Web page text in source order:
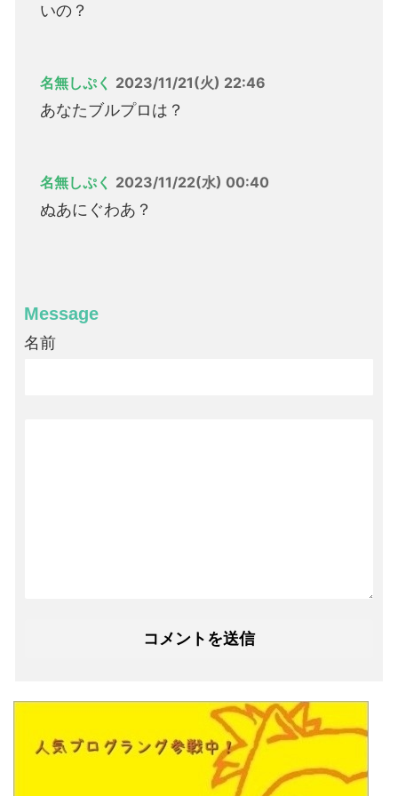
いの？
名無しぷく 2023/11/21(火) 22:46
あなたブルプロは？
名無しぷく 2023/11/22(水) 00:40
ぬあにぐわあ？
Message
名前